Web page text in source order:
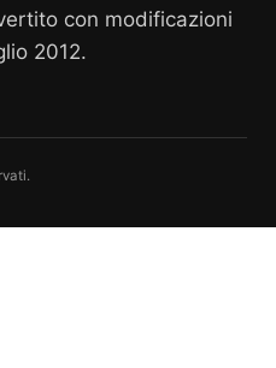
con modificazioni
2012.